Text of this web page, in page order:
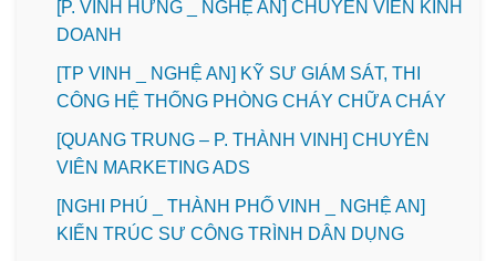
️[P. VINH HƯNG _ NGHỆ AN] CHUYÊN VIÊN KINH
DOANH
[TP VINH _ NGHỆ AN] KỸ SƯ GIÁM SÁT, THI
CÔNG HỆ THỐNG PHÒNG CHÁY CHỮA CHÁY
[QUANG TRUNG – P. THÀNH VINH] CHUYÊN
VIÊN MARKETING ADS
[NGHI PHÚ _ THÀNH PHỐ VINH _ NGHỆ AN]
KIẾN TRÚC SƯ CÔNG TRÌNH DÂN DỤNG